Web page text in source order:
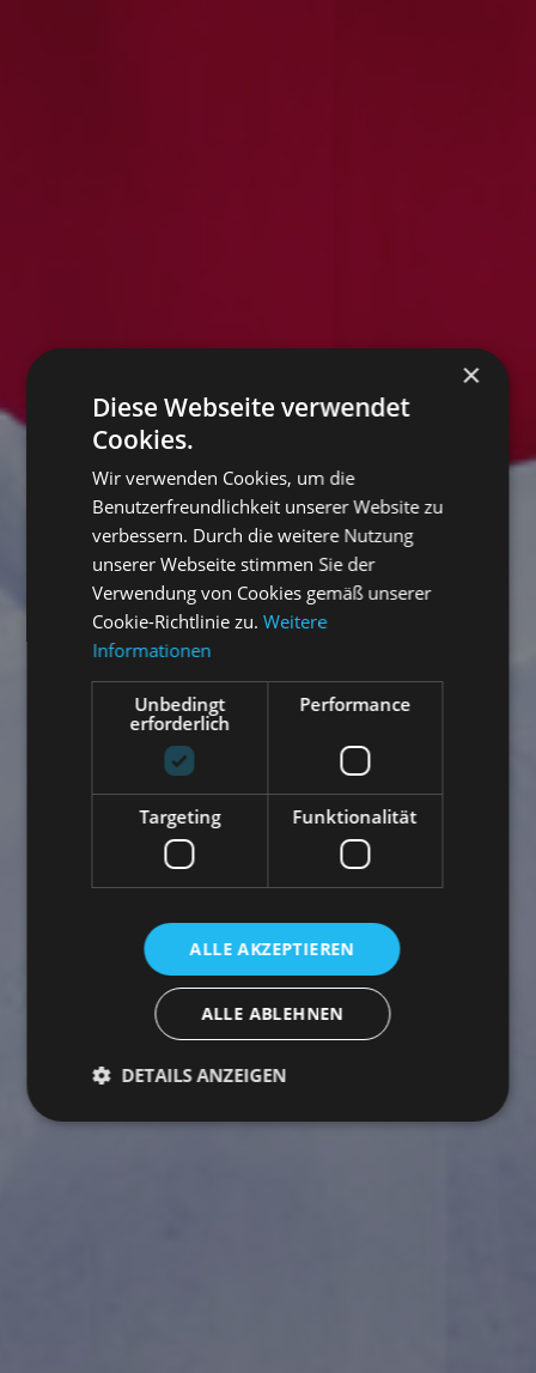
×
Diese Webseite verwendet
Cookies.
Wir verwenden Cookies, um die
Benutzerfreundlichkeit unserer Website zu
verbessern. Durch die weitere Nutzung
unserer Webseite stimmen Sie der
Verwendung von Cookies gemäß unserer
Cookie-Richtlinie zu.Weitere
Informationen
Unbedingt
erforderlich
Performance
Targeting Funktionalität
ALLE AKZEPTIEREN
ALLE ABLEHNEN
DETAILS ANZEIGEN